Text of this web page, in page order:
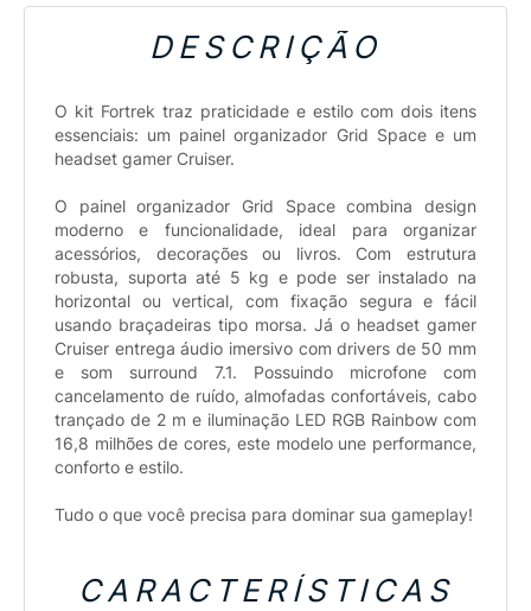
DESCRIÇÃO
O kit Fortrek traz praticidade e estilo com dois itens
essenciais: um painel organizador Grid Space e um
headset gamer Cruiser.
O painel organizador Grid Space combina design
moderno e funcionalidade, ideal para organizar
acessórios, decorações ou livros. Com estrutura
robusta, suporta até 5 kg e pode ser instalado na
horizontal ou vertical, com fixação segura e fácil
usando braçadeiras tipo morsa. Já o headset gamer
Cruiser entrega áudio imersivo com drivers de 50 mm
e som surround 7.1. Possuindo microfone com
cancelamento de ruído, almofadas confortáveis, cabo
trançado de 2 m e iluminação LED RGB Rainbow com
16,8 milhões de cores, este modelo une performance,
conforto e estilo.
Tudo o que você precisa para dominar sua gameplay!
CARACTERÍSTICAS